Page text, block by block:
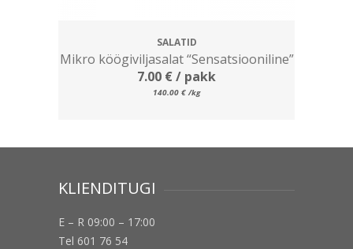
SALATID
Mikro köögiviljasalat “Sensatsiooniline”
7.00 €/ pakk
140.00 € /kg
KLIENDITUGI
E – R 09:00 – 17:00
Tel 601 76 54